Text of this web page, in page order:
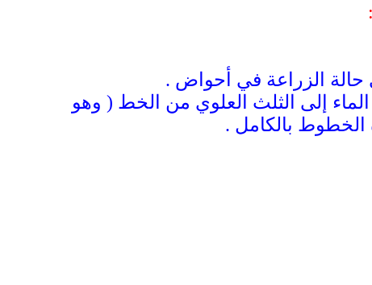
حالة الزراعة في أحواض .
إلى الثلث العلوي من الخط ( وهو
الخطوط بالكامل .